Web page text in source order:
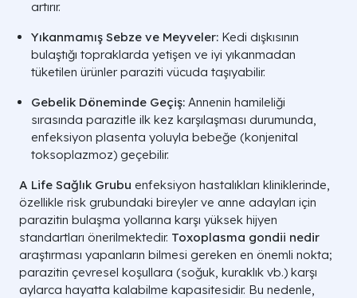
artırır.
Yıkanmamış Sebze ve Meyveler: Kedi dışkısının
bulaştığı topraklarda yetişen ve iyi yıkanmadan
tüketilen ürünler paraziti vücuda taşıyabilir.
Gebelik Döneminde Geçiş: Annenin hamileliği
sırasında parazitle ilk kez karşılaşması durumunda,
enfeksiyon plasenta yoluyla bebeğe (konjenital
toksoplazmoz) geçebilir.
A Life Sağlık Grubu enfeksiyon hastalıkları kliniklerinde,
özellikle risk grubundaki bireyler ve anne adayları için
parazitin bulaşma yollarına karşı yüksek hijyen
standartları önerilmektedir. Toxoplasma gondii nedir
araştırması yapanların bilmesi gereken en önemli nokta;
parazitin çevresel koşullara (soğuk, kuraklık vb.) karşı
aylarca hayatta kalabilme kapasitesidir. Bu nedenle,